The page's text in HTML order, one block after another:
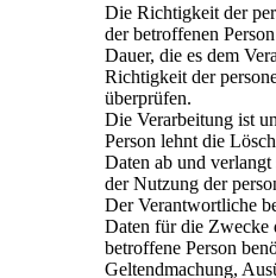
Die Richtigkeit der
der betroffenen
Dauer, die es dem
Richtigkeit der
überprüfen.
Die Verarbeitung ist
Person lehnt die
Daten ab und verlangt
der Nutzung der
Der Verantwortliche
Daten für die Zwecke
betroffene Person
Geltendmachung,